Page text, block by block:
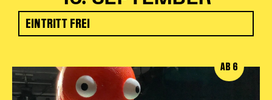
EINTRITT FREI
AB 6